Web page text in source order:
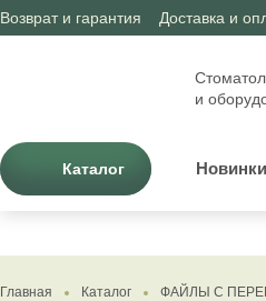
Возврат и гарантия Доставка и
и
Каталог Новинки
Главная Каталог ФАЙЛЫ С